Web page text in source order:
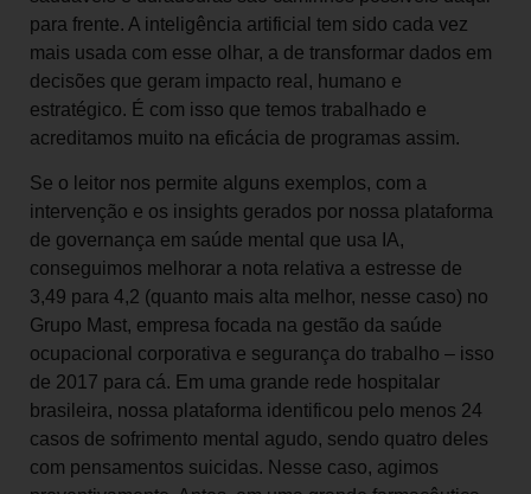
para frente. A inteligência artificial tem sido cada vez
mais usada com esse olhar, a de transformar dados em
decisões que geram impacto real, humano e
estratégico. É com isso que temos trabalhado e
acreditamos muito na eficácia de programas assim.
Se o leitor nos permite alguns exemplos, com a
intervenção e os insights gerados por nossa plataforma
de governança em saúde mental que usa IA,
conseguimos melhorar a nota relativa a estresse de
3,49 para 4,2 (quanto mais alta melhor, nesse caso) no
Grupo Mast, empresa focada na gestão da saúde
ocupacional corporativa e segurança do trabalho – isso
de 2017 para cá. Em uma grande rede hospitalar
brasileira, nossa plataforma identificou pelo menos 24
casos de sofrimento mental agudo, sendo quatro deles
com pensamentos suicidas. Nesse caso, agimos